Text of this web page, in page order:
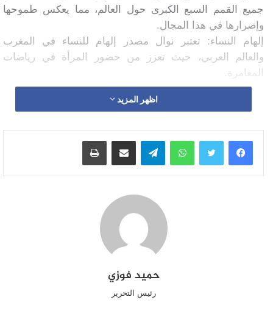
جميع القمم السبع الكبرى حول العالم، مما يعكس طموحها
وإصرارها في هذا المجال.
إلهام النساء: تعتبر نوال مصدر إلهام للنساء في المغرب
والعالم العربي، حيث تعزز من حضور المرأة في رياضات
المغامرة.
وكالات. الصورة من لينݣدن
الجبال العلم المغربي اندونيسيا متسلقة
نوال اسفندلا هرم كارستينز
اظهر المزيد
واتساب تيلقرام مشاركة عبر البريد طباعة
حميد فوزي
رئيس التحرير